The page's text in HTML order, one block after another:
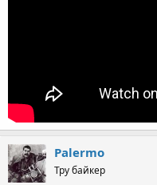
Palermo
Тру байкер